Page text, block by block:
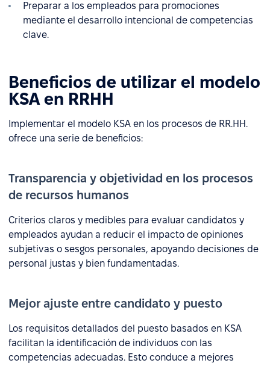
Preparar a los empleados para promociones
mediante el desarrollo intencional de competencias
clave.
Beneficios de utilizar el modelo
KSA en RRHH
Implementar el modelo KSA en los procesos de RR.HH.
ofrece una serie de beneficios:
Transparencia y objetividad en los procesos
de recursos humanos
Criterios claros y medibles para evaluar candidatos y
empleados ayudan a reducir el impacto de opiniones
subjetivas o sesgos personales, apoyando decisiones de
personal justas y bien fundamentadas.
Mejor ajuste entre candidato y puesto
Los requisitos detallados del puesto basados en KSA
facilitan la identificación de individuos con las
competencias adecuadas. Esto conduce a mejores